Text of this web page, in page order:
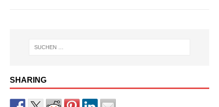
SHARING